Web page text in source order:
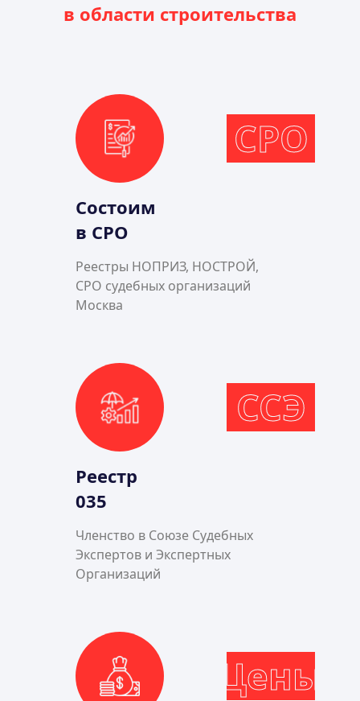
в области строительства
СРО
Состоим
в СРО
Реестры НОПРИЗ, НОСТРОЙ,
СРО судебных организаций
Москва
ССЭ
Реестр
035
Членство в Союзе Судебных
Экспертов и Экспертных
Организаций
Цены